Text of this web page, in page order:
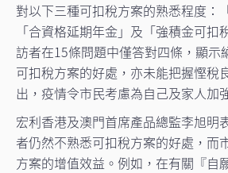
對以下三種可扣稅方案的熟悉程度：
「合資格延期年金」及「強積金可扣
訪者在15條問題中僅答對四條，顯示
可扣稅方案的好處，亦未能把握慳稅
出，疫情令市民考慮為自己及家人加
宏利香港及澳門首席產品總監李旭明
者仍然不熟悉可扣稅方案的好處，而
方案的增值效益。例如，在有關『自